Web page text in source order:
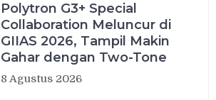
Polytron G3+ Special
Collaboration Meluncur di
GIIAS 2026, Tampil Makin
Gahar dengan Two-Tone
8 Agustus 2026